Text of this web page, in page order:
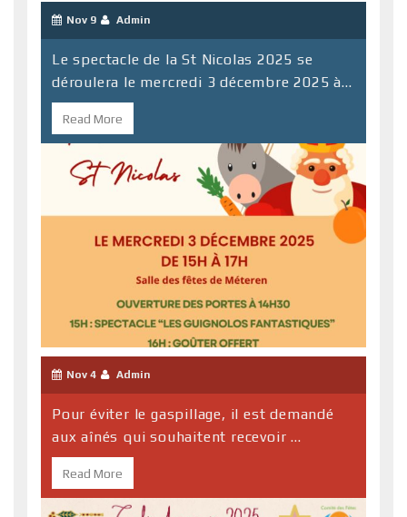
Nov 9 Admin
Le spectacle de la St Nicolas 2025 se
déroulera le mercredi 3 décembre 2025 à...
Read More
Nov 4 Admin
Pour éviter le gaspillage, il est demandé
aux aînés qui souhaitent recevoir ...
Read More